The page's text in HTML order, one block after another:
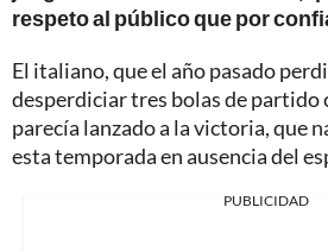
respeto al público que por
El italiano, que el año pasado
desperdiciar tres bolas de partido
parecía lanzado a la victoria, que
esta temporada en ausencia del
PUBLICIDAD